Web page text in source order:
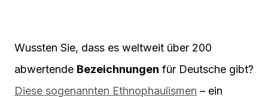
Wussten Sie, dass es weltweit über 200
abwertende Bezeichnungen für Deutsche gibt?
Diese sogenannten Ethnophaulismen – ein